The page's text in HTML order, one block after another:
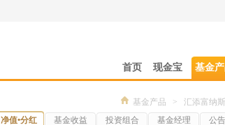
首页 现金宝 基金
基金产品 > 汇添富纳
净值•分红 基金收益 投资组合 基金经理 公告